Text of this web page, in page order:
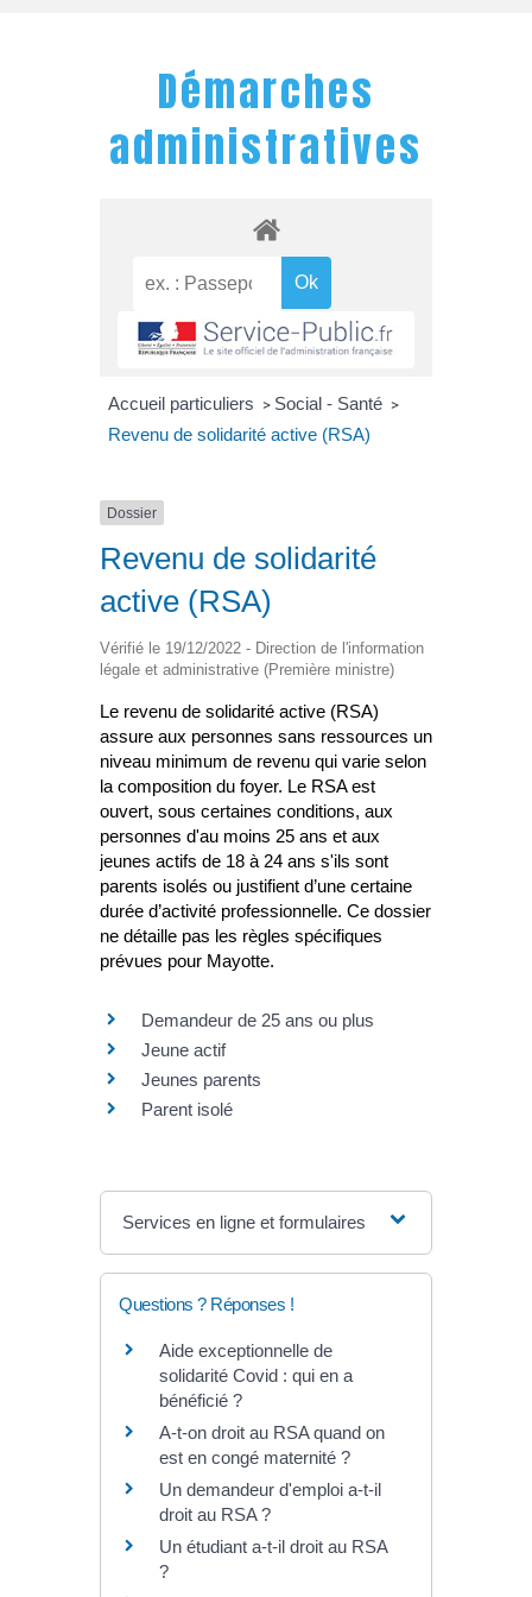
Démarches
administratives
Accueil particuliers > Social - Santé >
Revenu de solidarité active (RSA)
Dossier
Revenu de solidarité
active (RSA)
Vérifié le 19/12/2022 - Direction de l'information
légale et administrative (Première ministre)
Le revenu de solidarité active (RSA)
assure aux personnes sans ressources un
niveau minimum de revenu qui varie selon
la composition du foyer. Le RSA est
ouvert, sous certaines conditions, aux
personnes d'au moins 25 ans et aux
jeunes actifs de 18 à 24 ans s'ils sont
parents isolés ou justifient d’une certaine
durée d’activité professionnelle. Ce dossier
ne détaille pas les règles spécifiques
prévues pour Mayotte.
Demandeur de 25 ans ou plus
Jeune actif
Jeunes parents
Parent isolé
Services en ligne et formulaires
Questions ? Réponses !
Aide exceptionnelle de
solidarité Covid : qui en a
bénéficié ?
A-t-on droit au RSA quand on
est en congé maternité ?
Un demandeur d'emploi a-t-il
droit au RSA ?
Un étudiant a-t-il droit au RSA
?